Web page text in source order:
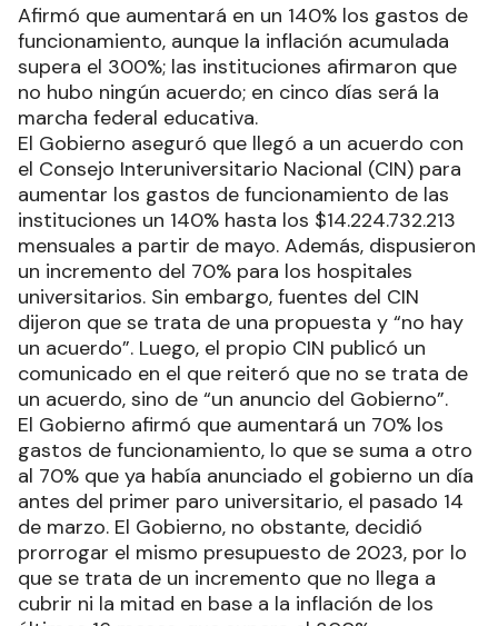
Afirmó que aumentará en un 140% los gastos de
funcionamiento, aunque la inflación acumulada
supera el 300%; las instituciones afirmaron que
no hubo ningún acuerdo; en cinco días será la
marcha federal educativa.
El Gobierno aseguró que llegó a un acuerdo con
el Consejo Interuniversitario Nacional (CIN) para
aumentar los gastos de funcionamiento de las
instituciones un 140% hasta los $14.224.732.213
mensuales a partir de mayo. Además, dispusieron
un incremento del 70% para los hospitales
universitarios. Sin embargo, fuentes del CIN
dijeron que se trata de una propuesta y “no hay
un acuerdo”. Luego, el propio CIN publicó un
comunicado en el que reiteró que no se trata de
un acuerdo, sino de “un anuncio del Gobierno”.
El Gobierno afirmó que aumentará un 70% los
gastos de funcionamiento, lo que se suma a otro
al 70% que ya había anunciado el gobierno un día
antes del primer paro universitario, el pasado 14
de marzo. El Gobierno, no obstante, decidió
prorrogar el mismo presupuesto de 2023, por lo
que se trata de un incremento que no llega a
cubrir ni la mitad en base a la inflación de los